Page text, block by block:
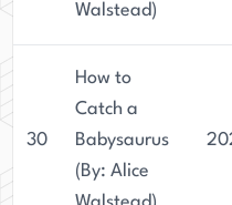
Walstead)
30
How to
Catch a
Babysaurus
(By: Alice